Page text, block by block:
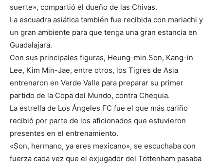
suerte», compartió el dueño de las Chivas.
La escuadra asiática también fue recibida con mariachi y
un gran ambiente para que tenga una gran estancia en
Guadalajara.
Con sus principales figuras, Heung-min Son, Kang-in
Lee, Kim Min-Jae, entre otros, los Tigres de Asia
entrenaron en Verde Valle para preparar su primer
partido de la Copa del Mundo, contra Chequia.
La estrella de Los Ángeles FC fue el que más cariño
recibió por parte de los aficionados que estuvieron
presentes en el entrenamiento.
«Son, hermano, ya eres mexicano», se escuchaba con
fuerza cada vez que el exjugador del Tottenham pasaba